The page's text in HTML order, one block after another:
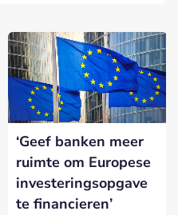
‘Geef banken meer
ruimte om Europese
investeringsopgave
te financieren’